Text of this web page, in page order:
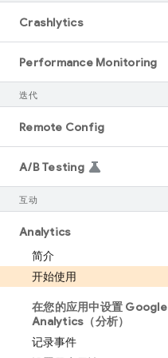
Crashlytics
Performance Monitoring
迭代
Remote Config
A/B Testing
互动
Analytics
简介
开始使用
在您的应用中设置 Google
Analytics（分析）
记录事件